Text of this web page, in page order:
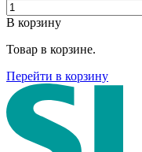
В корзину
Товар в корзине.
Перейти в корзину